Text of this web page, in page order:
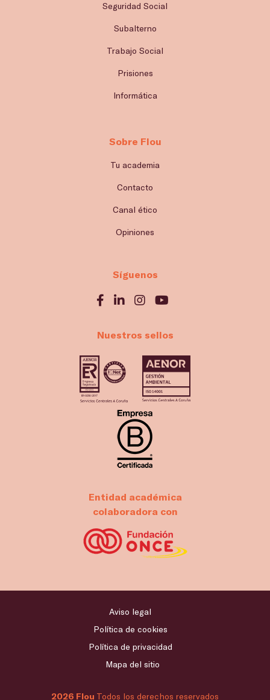
Seguridad Social
Subalterno
Trabajo Social
Prisiones
Informática
Sobre Flou
Tu academia
Contacto
Canal ético
Opiniones
Síguenos
Nuestros sellos
Entidad académica
colaboradora con
2026 Flou Todos los derechos reservados
Aviso legal
Política de cookies
Política de privacidad
Mapa del sitio